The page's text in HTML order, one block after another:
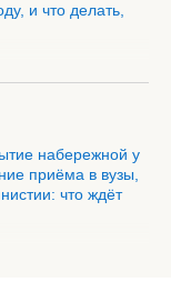
и что делать,
набережной у
приёма в вузы,
что ждёт